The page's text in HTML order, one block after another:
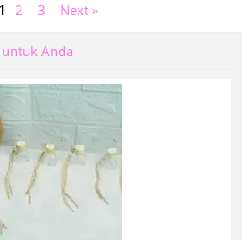
1 2 3 Next »
Anda